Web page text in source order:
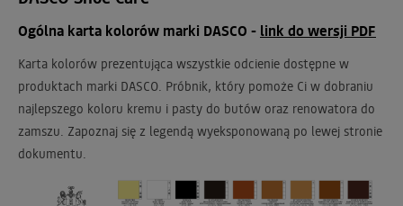
Ogólna karta kolorów marki DASCO - link do wersji PDF
Karta kolorów prezentująca wszystkie odcienie dostępne w
produktach marki DASCO. Próbnik, który pomoże Ci w dobraniu
najlepszego koloru kremu i pasty do butów oraz renowatora do
zamszu. Zapoznaj się z legendą wyeksponowaną po lewej stronie
dokumentu.